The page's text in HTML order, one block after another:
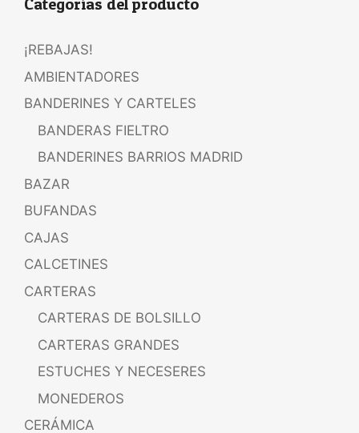
Categorías del producto
¡REBAJAS!
AMBIENTADORES
BANDERINES Y CARTELES
BANDERAS FIELTRO
BANDERINES BARRIOS MADRID
BAZAR
BUFANDAS
CAJAS
CALCETINES
CARTERAS
CARTERAS DE BOLSILLO
CARTERAS GRANDES
ESTUCHES Y NECESERES
MONEDEROS
CERÁMICA